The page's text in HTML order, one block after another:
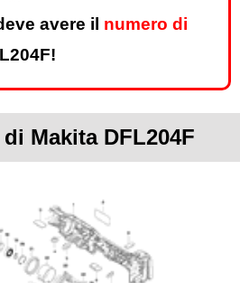
avere il numero di
Makita DFL204F